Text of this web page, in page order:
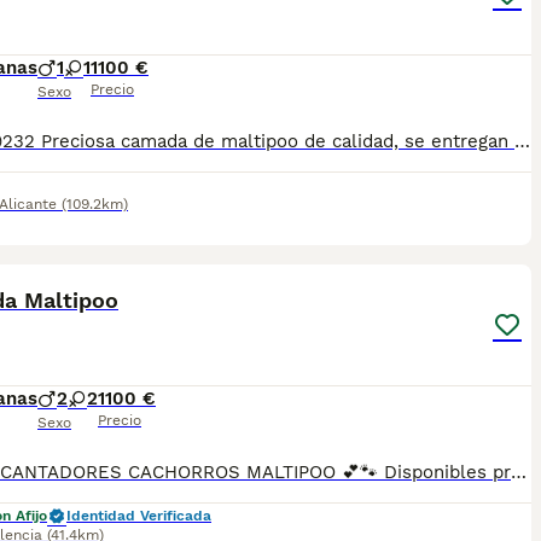
1 1
Sexo
1100 €
Precio
685 679232 Preciosa camada de maltipoo de calidad, se entregan totalmente destetados y sus vacunas correspondientes, desparasitados interna y externamente, pasaporte y microchip, contrato de garantia de salud. preferiblemente recogida en mano pero también podemos entregar en toda España mediante transporte de alta calidad preparado para animales y con posibilidad de pago contra reembolso Llámanos o háblanos por whats app, Teléfono 685 679 232
Alicante (109.2km)
Maltipoo
2 2
Sexo
1100 €
Precio
🐾💕 ENCANTADORES CACHORROS MALTIPOO 💕🐾 Disponibles preciosos cachorros de Maltipoo, criados en un entorno familiar y atendidos desde su nacimiento con dedicación y los mejores cuidados. ✨ Nuestros pequeños destacan por su carácter dulce, sociable y cariñoso, siendo una opción ideal para familias, parejas o personas que buscan un compañero alegre y muy apegado a sus dueños. ✅ Pedigree ✅ Vacunados según su edad ✅ Desparasitados ✅ Revisión veterinaria ✅ Cartilla sanitaria ✅ Núcleo Zoológico autorizado ✅ Socialización temprana 🏆 Los padres proceden de excelentes líneas y participan en exposiciones caninas, obteniendo muy buenas calificaciones por su calidad, estructura y temperamento equilibrado. 🏡 Criados dentro del hogar, acostumbrados a los sonidos cotidianos y al contacto diario con personas para favorecer una adaptación sencilla a su nueva familia. 🐶 Inteligentes y fáciles de educar. 🐶 Muy afectuosos y juguetones. 🐶 Ideales para convivencia en familia. 💶 Precio: 🐾 Machos: 1.100 € 🐾 Hembras: 1.200 € 📸 Disponemos de fotografías y vídeos actualizados de los cachorros y sus progenitores. 📩 Contacta con nosotros para más información o para reservar tu cachorro. Buscamos hogares responsables donde nuestros pequeños continúen recibiendo el cariño y la atención que merecen.
Afijo
Identidad Verificada
(41.4km)